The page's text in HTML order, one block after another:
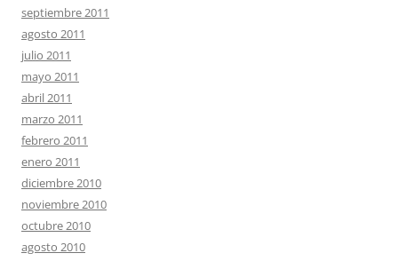
septiembre 2011
agosto 2011
julio 2011
mayo 2011
abril 2011
marzo 2011
febrero 2011
enero 2011
diciembre 2010
noviembre 2010
octubre 2010
agosto 2010